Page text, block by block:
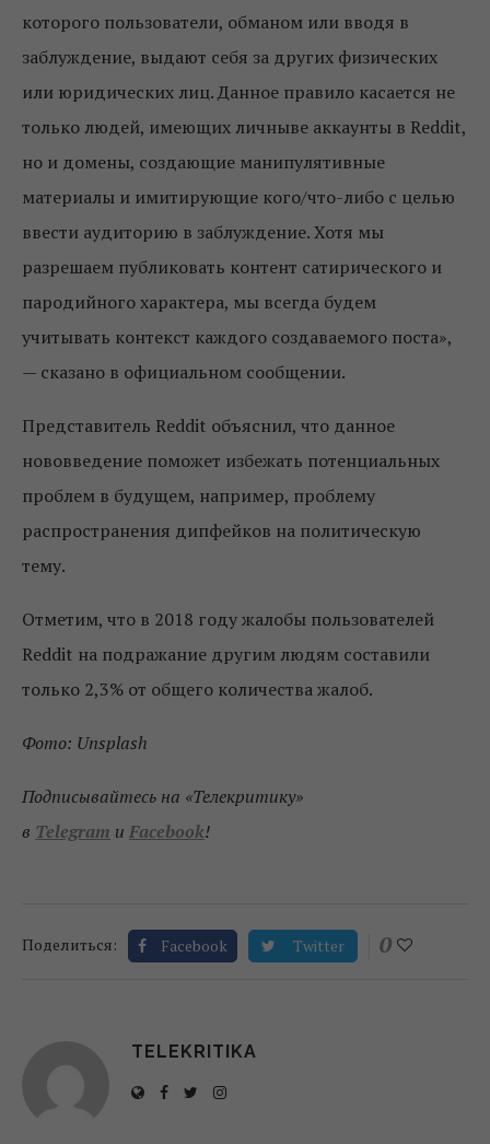
которого пользователи, обманом или вводя в
заблуждение, выдают себя за других физических
или юридических лиц. Данное правило касается не
только людей, имеющих личныве аккаунты в Reddit,
но и домены, создающие манипулятивные
материалы и имитирующие кого/что-либо с целью
ввести аудиторию в заблуждение. Хотя мы
разрешаем публиковать контент сатирического и
пародийного характера, мы всегда будем
учитывать контекст каждого создаваемого поста»,
— сказано в официальном сообщении.
Представитель Reddit объяснил, что данное
нововведение поможет избежать потенциальных
проблем в будущем, например, проблему
распространения дипфейков на политическую
тему.
Отметим, что в 2018 году жалобы пользователей
Reddit на подражание другим людям составили
только 2,3% от общего количества жалоб.
Фото: Unsplash
Подписывайтесь на «Телекритику»
в Telegram и Facebook!
Поделиться: Facebook Twitter 0
TELEKRITIKA